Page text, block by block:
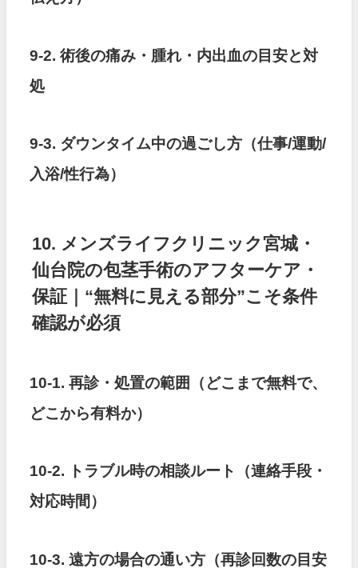
9-2. 術後の痛み・腫れ・内出血の目安と対
処
9-3. ダウンタイム中の過ごし方（仕事/運動/
入浴/性行為）
10. メンズライフクリニック宮城・
仙台院の包茎手術のアフターケア・
保証｜“無料に見える部分”こそ条件
確認が必須
10-1. 再診・処置の範囲（どこまで無料で、
どこから有料か）
10-2. トラブル時の相談ルート（連絡手段・
対応時間）
10-3. 遠方の場合の通い方（再診回数の目安